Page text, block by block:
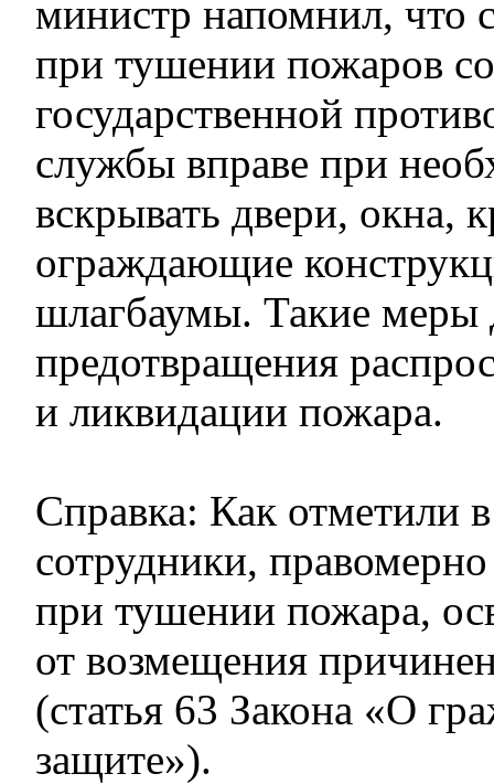
министр напомнил, что
при тушении пожаров
государственной
службы вправе при
вскрывать двери, окна,
ограждающие
шлагбаумы. Такие меры
предотвращения
и ликвидации пожара.
Справка: Как отметили
сотрудники,
при тушении пожара,
от возмещения
(статья 63 Закона «О
защите»).